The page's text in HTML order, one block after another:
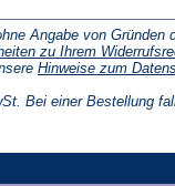
Angabe von Gründen
zu Ihrem
Hinweise zum
Bei einer Bestellung